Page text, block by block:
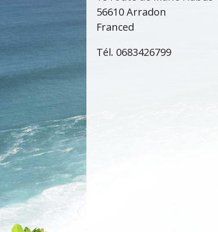
56610 Arradon
Franced
Tél. 0683426799